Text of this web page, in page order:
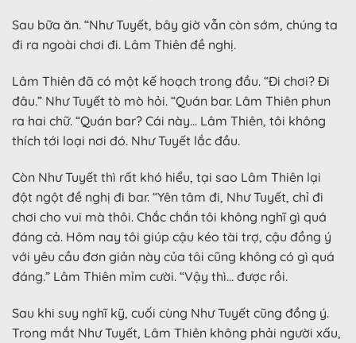
Sau bữa ăn. “Như Tuyết, bây giờ vẫn còn sớm, chúng ta
đi ra ngoài chơi đi. Lâm Thiên đề nghị.
Lâm Thiên đã có một kế hoạch trong đầu. “Đi chơi? Đi
đâu.” Như Tuyết tò mò hỏi. “Quán bar. Lâm Thiên phun
ra hai chữ. “Quán bar? Cái này… Lâm Thiên, tôi không
thích tới loại nơi đó. Như Tuyết lắc đầu.
Còn Như Tuyết thì rất khó hiểu, tại sao Lâm Thiên lại
đột ngột đề nghị đi bar. “Yên tâm đi, Như Tuyết, chỉ đi
chơi cho vui mà thôi. Chắc chắn tôi không nghĩ gì quá
đáng cả. Hôm nay tôi giúp cậu kéo tài trợ, cậu đồng ý
với yêu cầu đơn giản này của tôi cũng không có gì quá
đáng.” Lâm Thiên mỉm cười. “Vậy thì… được rồi.
Sau khi suy nghĩ kỹ, cuối cùng Như Tuyết cũng đồng ý.
Trong mắt Như Tuyết, Lâm Thiên không phải người xấu,